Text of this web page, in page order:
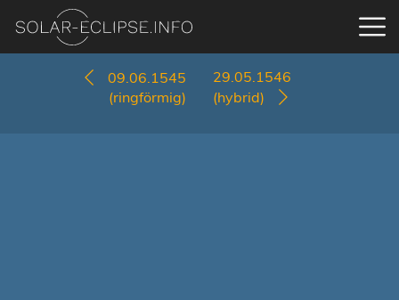
09.06.1545
(ringförmig)
29.05.1546
(hybrid)